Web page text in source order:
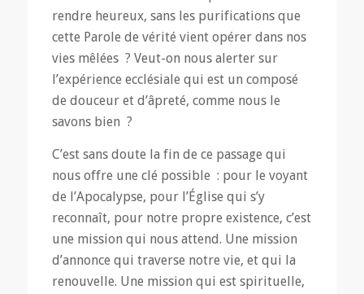
rendre heureux, sans les purifications que
cette Parole de vérité vient opérer dans nos
vies mêlées ? Veut-on nous alerter sur
l’expérience ecclésiale qui est un composé
de douceur et d’âpreté, comme nous le
savons bien ?
C’est sans doute la fin de ce passage qui
nous offre une clé possible : pour le voyant
de l’Apocalypse, pour l’Église qui s’y
reconnaît, pour notre propre existence, c’est
une mission qui nous attend. Une mission
d’annonce qui traverse notre vie, et qui la
renouvelle. Une mission qui est spirituelle,